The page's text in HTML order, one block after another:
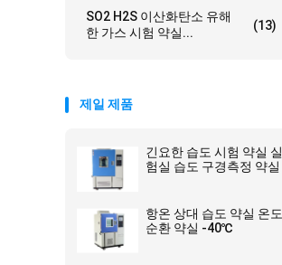
SO2 H2S 이산화탄소 유해
한 가스 시험 약실...
(13)
제일 제품
긴요한 습도 시험 약실 실
험실 습도 구경측정 약실
항온 상대 습도 약실 온도
순환 약실 -40℃